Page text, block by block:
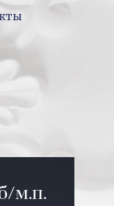
м.п.